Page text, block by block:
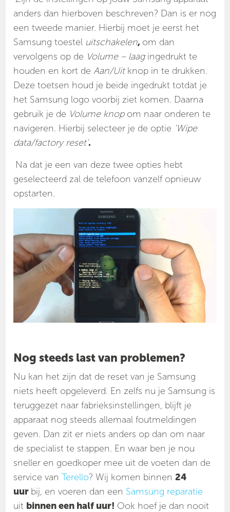
anders dan hierboven beschreven? Dan is er nog
een tweede manier. Hierbij moet je eerst het
Samsung toestel uitschakelen, om dan
vervolgens op de Volume – laagingedrukt te
houden en kort deAan/Uitknop in te drukken.
Deze toetsen houd je beide ingedrukt totdat je
het Samsung logo voorbij ziet komen. Daarna
gebruik je de Volume knopom naar onderen te
navigeren. Hierbij selecteer je de optie ‘Wipe
data/factory reset’.
Na dat je een van deze twee opties hebt
geselecteerd zal de telefoon vanzelf opnieuw
opstarten.
Nog steeds last van problemen?
Nu kan het zijn dat de reset van je Samsung
niets heeft opgeleverd. En zelfs nu je Samsung is
teruggezet naar fabrieksinstellingen, blijft je
apparaat nog steeds allemaal foutmeldingen
geven. Dan zit er niets anders op dan om naar
de specialist te stappen. En waar ben je nou
sneller en goedkoper mee uit de voeten dan de
service vanTerello? Wij komen binnen 24
uur bij, en voeren dan een Samsung reparatie
uit binnen een half uur! Ook hoef je dan nooit